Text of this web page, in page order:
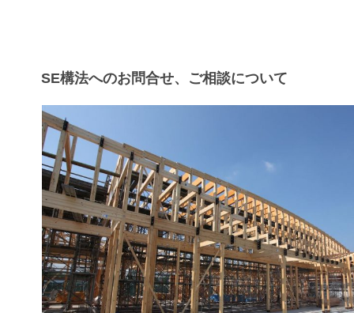
SE構法へのお問合せ、ご相談について